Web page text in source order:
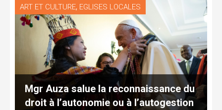
ART ET CULTURE, EGLISES LOCALES
Mgr Auza salue la reconnaissance du
droit à l’autonomie ou à l’autogestion